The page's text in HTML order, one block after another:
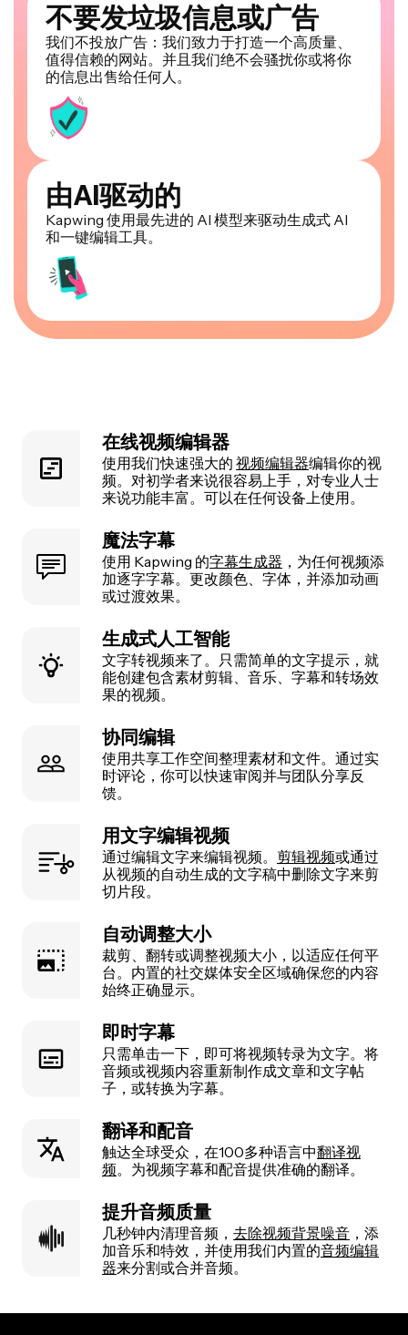
不要发垃圾信息或广告
我们不投放广告：我们致力于打造一个高质量、
值得信赖的网站。并且我们绝不会骚扰你或将你
的信息出售给任何人。
由AI驱动的
Kapwing 使用最先进的 AI 模型来驱动生成式 AI
和一键编辑工具。
在线视频编辑器
使用我们快速强大的 视频编辑器编辑你的视
频。对初学者来说很容易上手，对专业人士
来说功能丰富。可以在任何设备上使用。
魔法字幕
使用 Kapwing 的字幕生成器 ，为任何视频添
加逐字字幕。更改颜色、字体，并添加动画
或过渡效果。
生成式人工智能
文字转视频来了。只需简单的文字提示，就
能创建包含素材剪辑、音乐、字幕和转场效
果的视频。
协同编辑
使用共享工作空间整理素材和文件。通过实
时评论，你可以快速审阅并与团队分享反
馈。
用文字编辑视频
通过编辑文字来编辑视频。 剪辑视频或通过
从视频的自动生成的文字稿中删除文字来剪
切片段。
自动调整大小
裁剪、翻转或调整视频大小，以适应任何平
台。内置的社交媒体安全区域确保您的内容
始终正确显示。
即时字幕
只需单击一下，即可将视频转录为文字。将
音频或视频内容重新制作成文章和文字帖
子，或转换为字幕。
翻译和配音
触达全球受众，在100多种语言中翻译视
频。为视频字幕和配音提供准确的翻译。
提升音频质量
几秒钟内清理音频， 去除视频背景噪音 ，添
加音乐和特效，并使用我们内置的音频编辑
器来分割或合并音频。